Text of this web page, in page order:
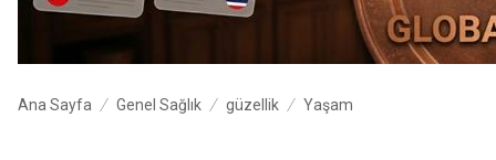
Ana Sayfa Genel Sağlık güzellik Yaşam